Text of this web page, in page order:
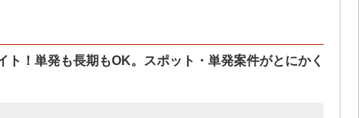
！単発も長期もOK。スポット・単発案件がとにかく